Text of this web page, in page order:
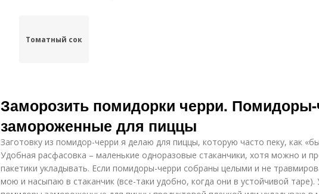
Томатный сок
Заморозить помидорки черри.
замороженные для пиццы
Заготовку из помидор-черри я делаю для пиццы, которую часто пеку, как
Удобная расфасовка – маленькие одноразовые стаканчики, хотя можно и
пакетики укладывать. Если помидоры-черри собраны целыми и не
мою и насыпаю в стаканчик (все-таки удобно, когда они в устойчивой